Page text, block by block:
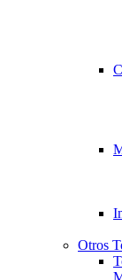
Otros